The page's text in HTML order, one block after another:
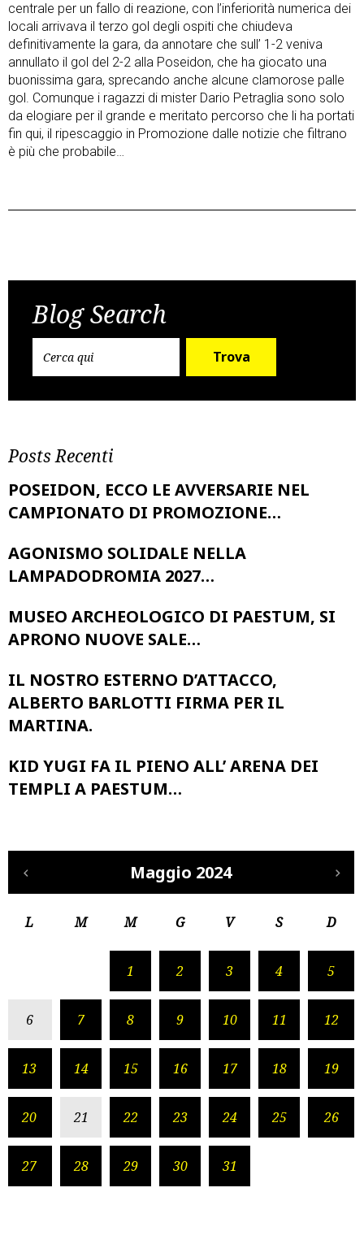
centrale per un fallo di reazione, con l’inferiorità numerica dei
locali arrivava il terzo gol degli ospiti che chiudeva
definitivamente la gara, da annotare che sull’ 1-2 veniva
annullato il gol del 2-2 alla Poseidon, che ha giocato una
buonissima gara, sprecando anche alcune clamorose palle
gol. Comunque i ragazzi di mister Dario Petraglia sono solo
da elogiare per il grande e meritato percorso che li ha portati
fin qui, il ripescaggio in Promozione dalle notizie che filtrano
è più che probabile…
navigation
Blog Search
Trova
Posts Recenti
POSEIDON, ECCO LE AVVERSARIE NEL
CAMPIONATO DI PROMOZIONE…
AGONISMO SOLIDALE NELLA
LAMPADODROMIA 2027…
MUSEO ARCHEOLOGICO DI PAESTUM, SI
APRONO NUOVE SALE…
IL NOSTRO ESTERNO D’ATTACCO,
ALBERTO BARLOTTI FIRMA PER IL
MARTINA.
KID YUGI FA IL PIENO ALL’ ARENA DEI
TEMPLI A PAESTUM…
Maggio 2024
L M M G V S D
1 2 3 4 5
6 7 8 9 10 11 12
13 14 15 16 17 18 19
20 21 22 23 24 25 26
27 28 29 30 31